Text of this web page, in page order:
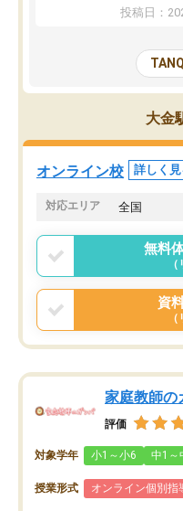
総合型の多くの塾は大学
大学生の目だけでなく、
も目を通して頂ける。そ
意見を聞くことができ、
を推敲することが可能だ
どの人も優しく、親身に
るのでやる気も出て、良
す！！
投稿日：
大金
オンライン校 詳しく見
対応エリア 全国
無料
資
家庭教師の
評価
対象学年 小1～小6 中1～
授業形式 オンライン個別指